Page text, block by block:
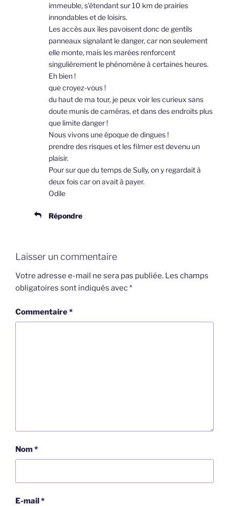
immeuble, s’étendant sur 10 km de prairies
innondables et de loisirs.
Les accès aux îles pavoisent donc de gentils
panneaux signalant le danger, car non seulement
elle monte, mais les marées renforcent
singulièrement le phénomène à certaines heures.
Eh bien !
que croyez-vous !
du haut de ma tour, je peux voir les curieux sans
doute munis de caméras, et dans des endroits plus
que limite danger !
Nous vivons une époque de dingues !
prendre des risques et les filmer est devenu un
plaisir.
Pour sur que du temps de Sully, on y regardait à
deux fois car on avait à payer.
Odile
Répondre
Laisser un commentaire
Votre adresse e-mail ne sera pas publiée. Les champs
obligatoires sont indiqués avec*
Commentaire*
Nom*
E-mail*